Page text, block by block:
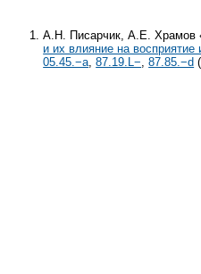
А.Н. Писарчик, А.Е. Храмов
и их влияние на восприятие
05.45.−a,87.19.L−,87.85.−d (